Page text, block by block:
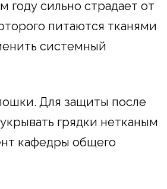
сильно страдает от
питаются тканями
системный
Для защиты после
грядки нетканым
кафедры общего